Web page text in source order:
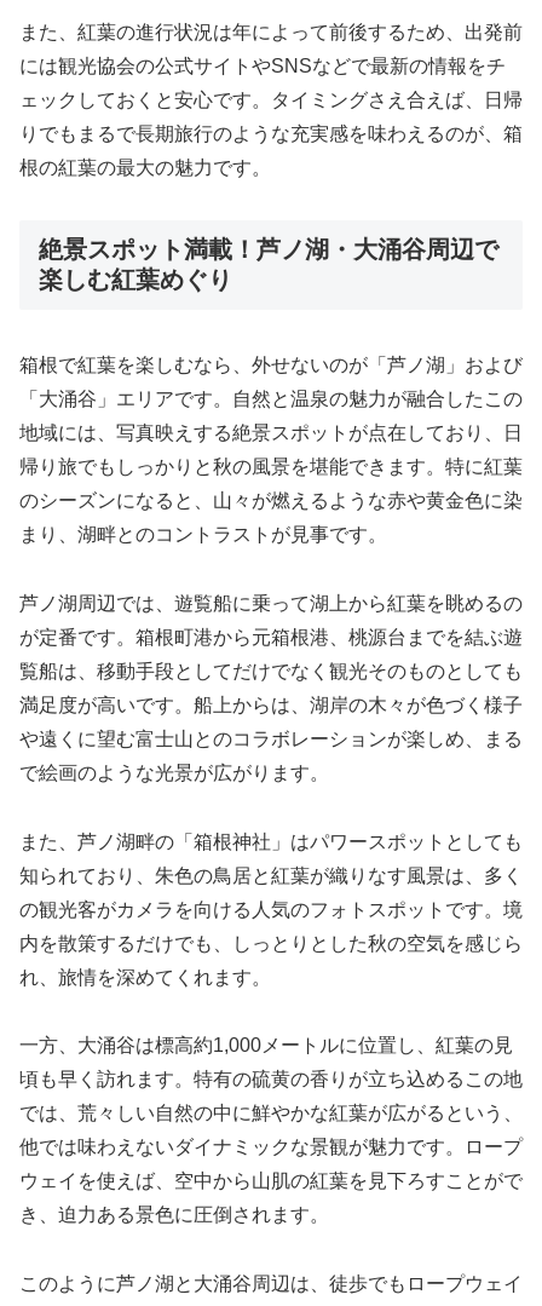
また、紅葉の進行状況は年によって前後するため、出発前
には観光協会の公式サイトやSNSなどで最新の情報をチ
ェックしておくと安心です。タイミングさえ合えば、日帰
りでもまるで長期旅行のような充実感を味わえるのが、箱
根の紅葉の最大の魅力です。
絶景スポット満載！芦ノ湖・大涌谷周辺で
楽しむ紅葉めぐり
箱根で紅葉を楽しむなら、外せないのが「芦ノ湖」および
「大涌谷」エリアです。自然と温泉の魅力が融合したこの
地域には、写真映えする絶景スポットが点在しており、日
帰り旅でもしっかりと秋の風景を堪能できます。特に紅葉
のシーズンになると、山々が燃えるような赤や黄金色に染
まり、湖畔とのコントラストが見事です。
芦ノ湖周辺では、遊覧船に乗って湖上から紅葉を眺めるの
が定番です。箱根町港から元箱根港、桃源台までを結ぶ遊
覧船は、移動手段としてだけでなく観光そのものとしても
満足度が高いです。船上からは、湖岸の木々が色づく様子
や遠くに望む富士山とのコラボレーションが楽しめ、まる
で絵画のような光景が広がります。
また、芦ノ湖畔の「箱根神社」はパワースポットとしても
知られており、朱色の鳥居と紅葉が織りなす風景は、多く
の観光客がカメラを向ける人気のフォトスポットです。境
内を散策するだけでも、しっとりとした秋の空気を感じら
れ、旅情を深めてくれます。
一方、大涌谷は標高約1,000メートルに位置し、紅葉の見
頃も早く訪れます。特有の硫黄の香りが立ち込めるこの地
では、荒々しい自然の中に鮮やかな紅葉が広がるという、
他では味わえないダイナミックな景観が魅力です。ロープ
ウェイを使えば、空中から山肌の紅葉を見下ろすことがで
き、迫力ある景色に圧倒されます。
このように芦ノ湖と大涌谷周辺は、徒歩でもロープウェイ